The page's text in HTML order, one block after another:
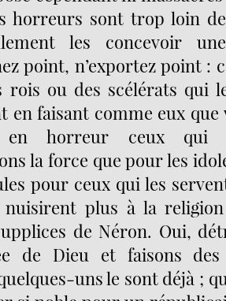
horreurs sont trop loin
les concevoir
point, n’exportez point :
rois ou des scélérats qui
en faisant comme eux
en horreur ceux qui
la force que pour les
pour ceux qui les
nuisirent plus à la
de Néron. Oui,
de Dieu et faisons
uns le sont déjà ;